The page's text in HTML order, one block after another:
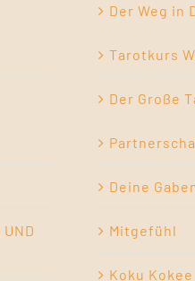
Der Weg in
Tarotkurs
Der Große
Deine
Mitgefühl
Koku Kokee